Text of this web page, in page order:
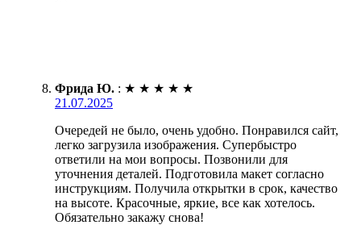
Фрида Ю. : ★ ★ ★ ★ ★
21.07.2025
Очередей не было, очень удобно. Понравился сайт,
легко загрузила изображения. Супербыстро
ответили на мои вопросы. Позвонили для
уточнения деталей. Подготовила макет согласно
инструкциям. Получила открытки в срок, качество
на высоте. Красочные, яркие, все как хотелось.
Обязательно закажу снова!